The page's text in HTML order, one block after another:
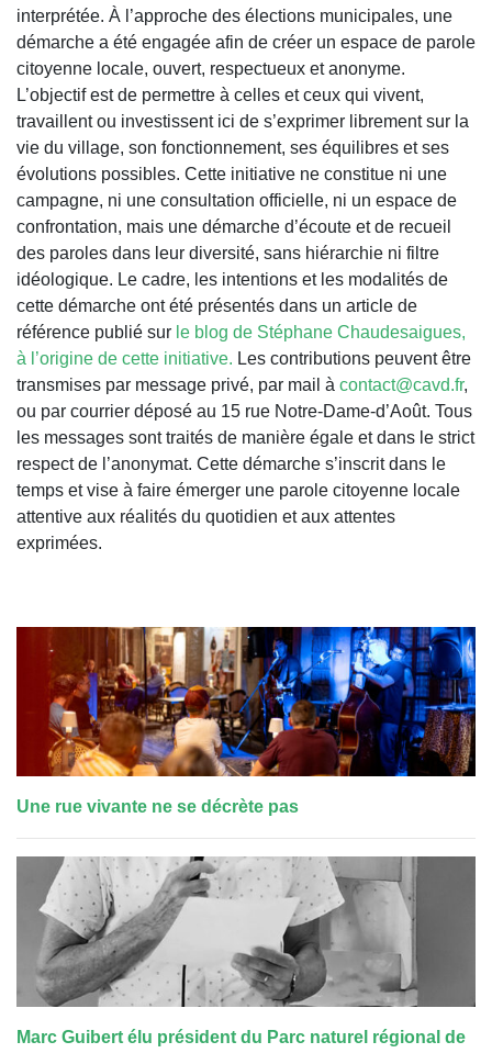
interprétée. À l’approche des élections municipales, une
démarche a été engagée afin de créer un espace de parole
citoyenne locale, ouvert, respectueux et anonyme.
L’objectif est de permettre à celles et ceux qui vivent,
travaillent ou investissent ici de s’exprimer librement sur la
vie du village, son fonctionnement, ses équilibres et ses
évolutions possibles. Cette initiative ne constitue ni une
campagne, ni une consultation officielle, ni un espace de
confrontation, mais une démarche d’écoute et de recueil
des paroles dans leur diversité, sans hiérarchie ni filtre
idéologique. Le cadre, les intentions et les modalités de
cette démarche ont été présentés dans un article de
référence publié sur le blog de Stéphane Chaudesaigues,
à l’origine de cette initiative. Les contributions peuvent être
transmises par message privé, par mail à contact@cavd.fr,
ou par courrier déposé au 15 rue Notre-Dame-d’Août. Tous
les messages sont traités de manière égale et dans le strict
respect de l’anonymat. Cette démarche s’inscrit dans le
temps et vise à faire émerger une parole citoyenne locale
attentive aux réalités du quotidien et aux attentes
exprimées.
Une rue vivante ne se décrète pas
Marc Guibert élu président du Parc naturel régional de